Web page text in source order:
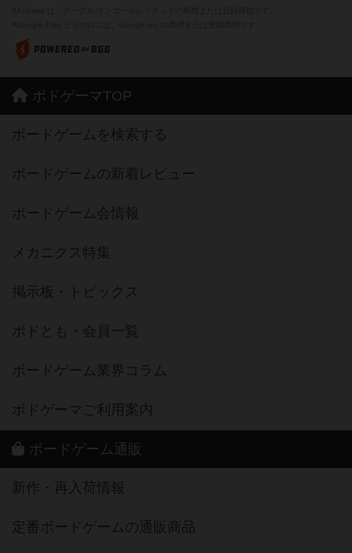
ボドゲーマTOP
ボードゲームを検索する
ボードゲームの新着レビュー
ボードゲーム会情報
メカニクス特集
掲示板・トピックス
ボドとも・会員一覧
ボードゲーム業界コラム
ボドゲーマご利用案内
ボードゲーム通販
新作・再入荷情報
定番ボードゲームの通販商品